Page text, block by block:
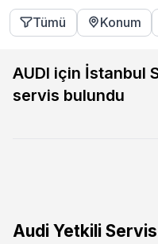
Tümü Konum
AUDI için İstanbul
servis bulundu
Audi Yetkili